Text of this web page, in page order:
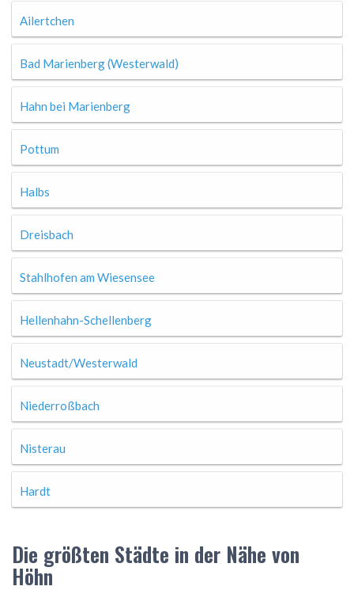
Ailertchen
Bad Marienberg (Westerwald)
Hahn bei Marienberg
Pottum
Halbs
Dreisbach
Stahlhofen am Wiesensee
Hellenhahn-Schellenberg
Neustadt/Westerwald
Niederroßbach
Nisterau
Hardt
Die größten Städte in der Nähe von
Höhn